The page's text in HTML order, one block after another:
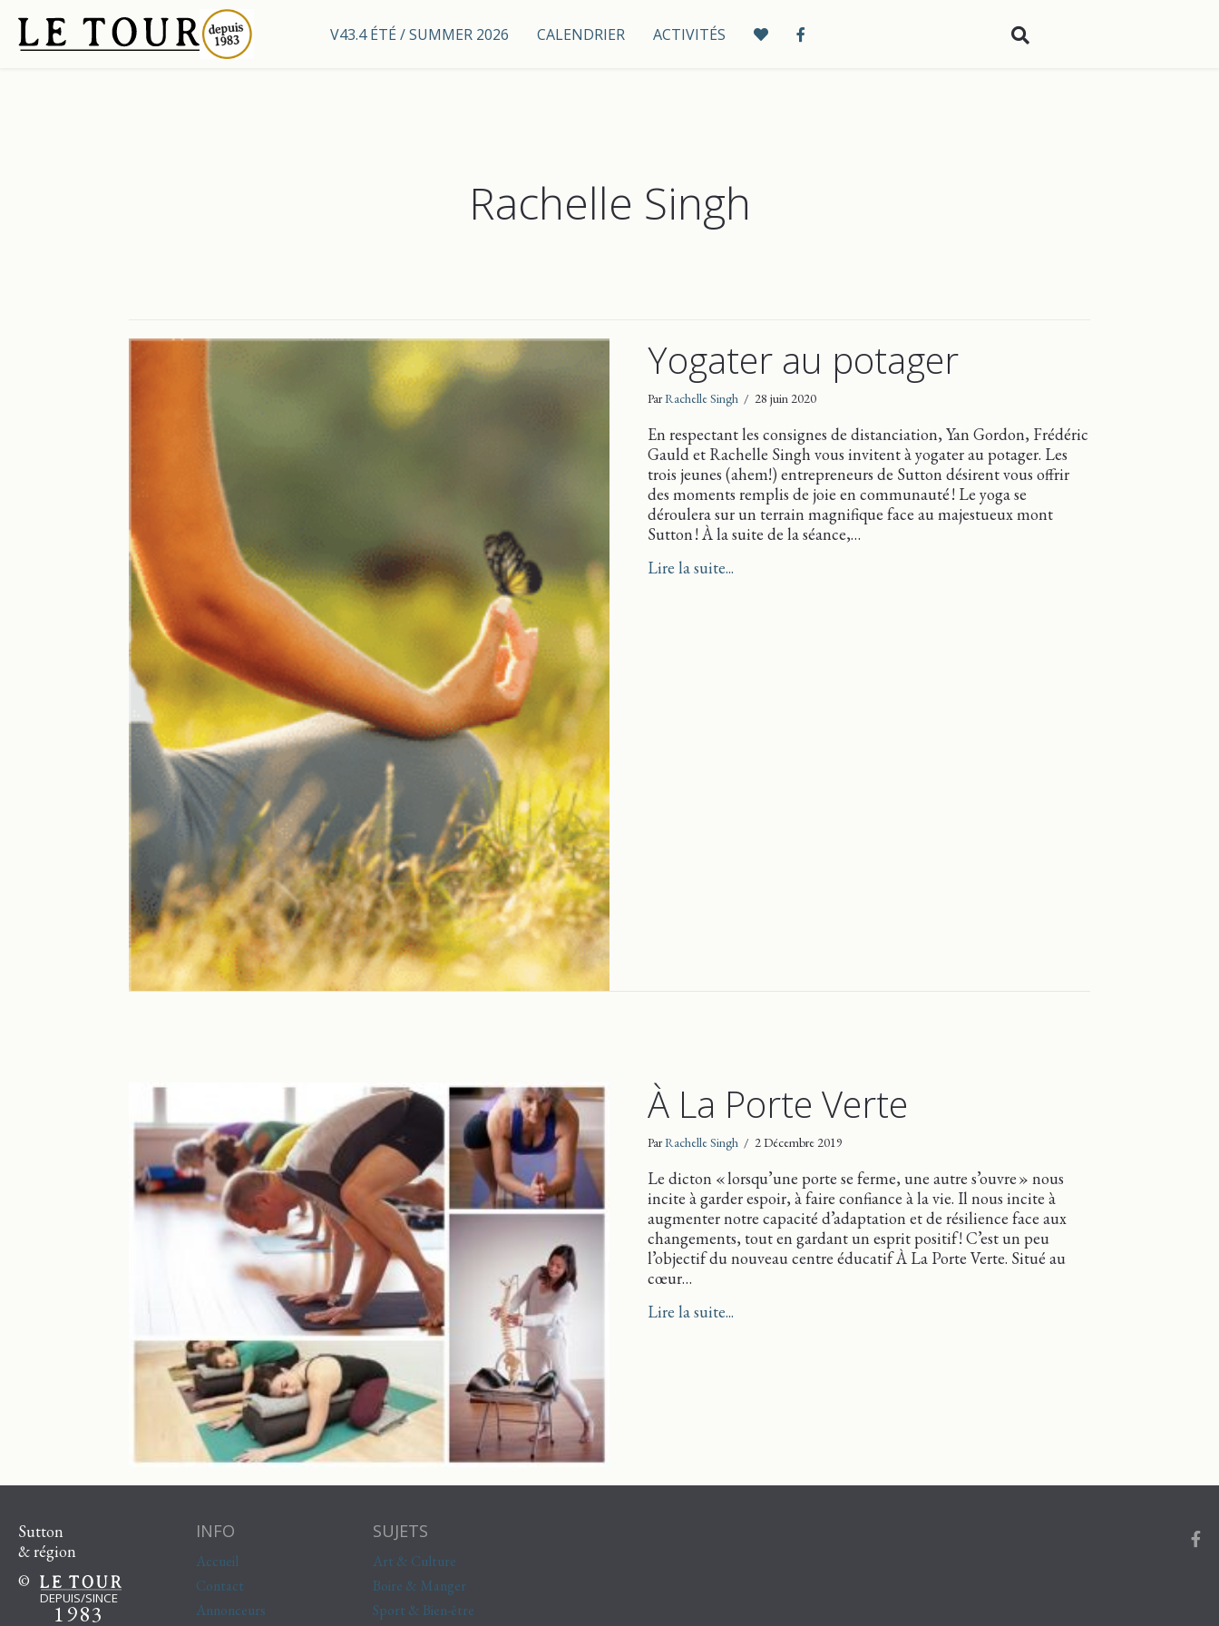
V43.4 ÉTÉ / SUMMER 2026 CALENDRIER ACTIVITÉS
Rachelle Singh
Yogater au potager
ParRachelle Singh / 28 juin 2020
En respectant les consignes de distanciation, Yan Gordon, Frédéric
Gauld et Rachelle Singh vous invitent à yogater au potager. Les
trois jeunes (ahem!) entrepreneurs de Sutton désirent vous offrir
des moments remplis de joie en communauté ! Le yoga se
déroulera sur un terrain magnifique face au majestueux mont
Sutton ! À la suite de la séance,…
Lire la suite...
À La Porte Verte
ParRachelle Singh / 2 Décembre 2019
Le dicton « lorsqu’une porte se ferme, une autre s’ouvre » nous
incite à garder espoir, à faire confiance à la vie. Il nous incite à
augmenter notre capacité d’adaptation et de résilience face aux
changements, tout en gardant un esprit positif ! C’est un peu
l’objectif du nouveau centre éducatif À La Porte Verte. Situé au
cœur…
Lire la suite...
Sutton
& région
©
DEPUIS/SINCE
1983
INFO
Accueil
Contact
Annonceurs
SUJETS
Art & Culture
Boire & Manger
Sport & Bien-être